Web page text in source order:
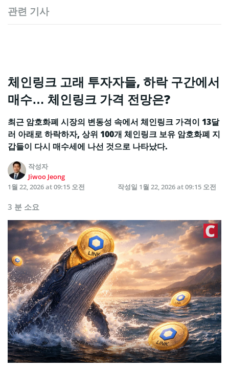
관련 기사
체인링크 고래 투자자들, 하락 구간에서
매수… 체인링크 가격 전망은?
최근 암호화폐 시장의 변동성 속에서 체인링크 가격이 13달
러 아래로 하락하자, 상위 100개 체인링크 보유 암호화폐 지
갑들이 다시 매수세에 나선 것으로 나타났다.
작성자
Jiwoo Jeong
1월 22, 2026 at 09:15 오전
작성일 1월 22, 2026 at 09:15 오전
3 분 소요